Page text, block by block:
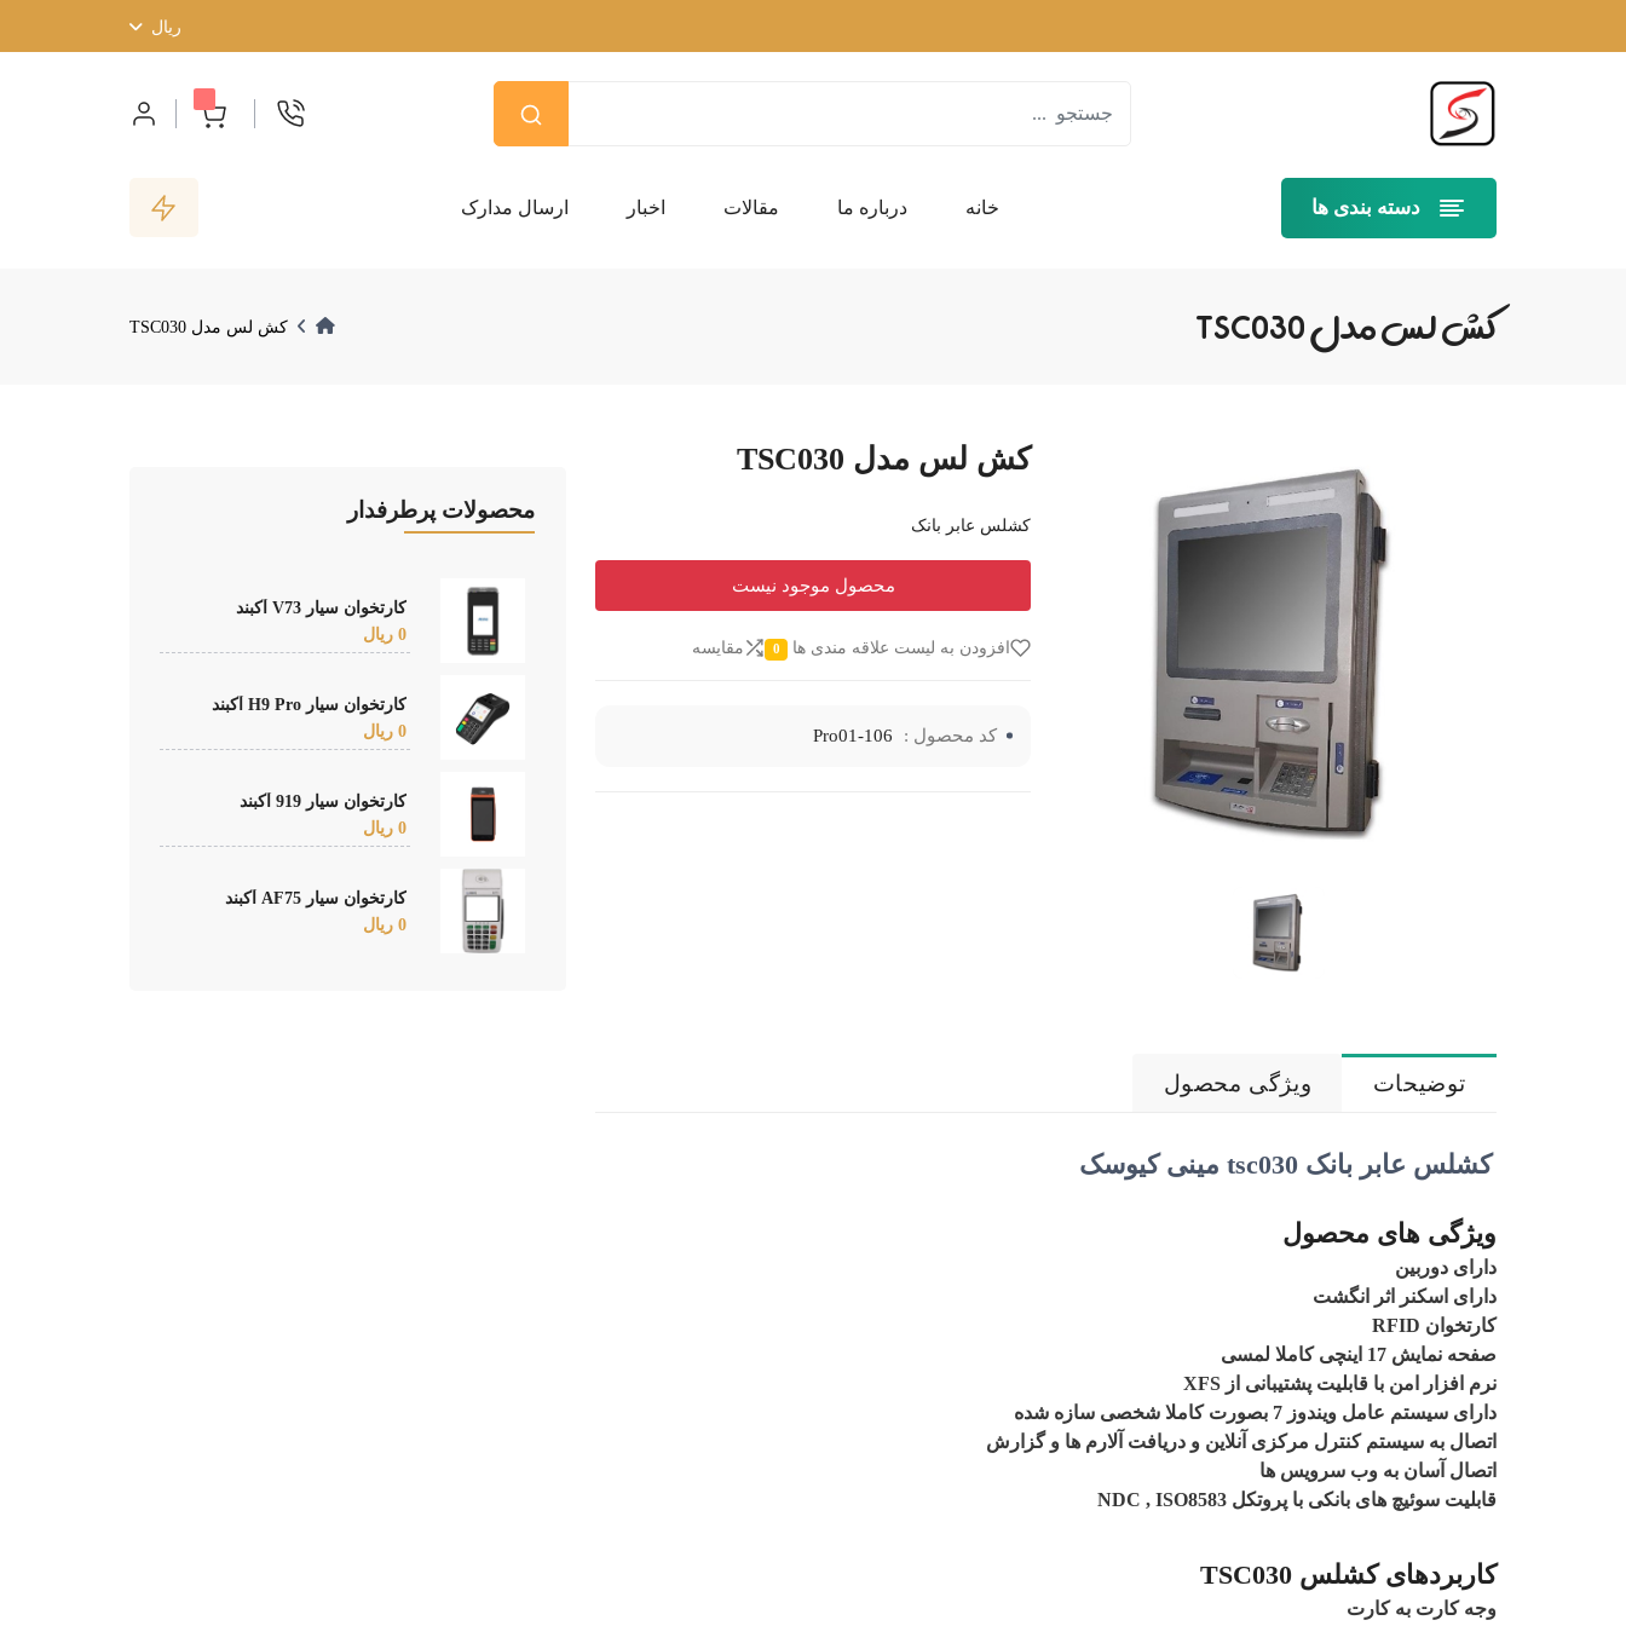
ریال
دسته بندی ها خانه درباره ما مقالات اخبار ارسال مدارک
کش لس مدل TSC030 کش لس مدل TSC030
کش لس مدل TSC030
کشلس عابر بانک
محصول موجود نیست
افزودن به لیست علاقه مندی ها 0 مقایسه
کد محصول : Pro01-106
توضیحات ویژگی محصول
کشلس عابر بانک tsc030 مینی کیوسک
ویژگی های محصول
دارای دوربین
دارای اسکنر اثر انگشت
کارتخوان RFID
صفحه نمایش 17 اینچی کاملا لمسی
نرم افزار امن با قابلیت پشتیبانی از XFS
دارای سیستم عامل ویندوز 7 بصورت کاملا شخصی سازه شده
اتصال به سیستم کنترل مرکزی آنلاین و دریافت آلارم ها و گزارش
اتصال آسان به وب سرویس ها
قابلیت سوئیچ های بانکی با پروتکل NDC , ISO8583
کاربردهای کشلس TSC030
وجه کارت به کارت
محصولات پرطرفدار
کارتخوان سیار V73 آکبند
0 ریال
کارتخوان سیار H9 Pro آکبند
0 ریال
کارتخوان سیار 919 آکبند
0 ریال
کارتخوان سیار AF75 آکبند
0 ریال